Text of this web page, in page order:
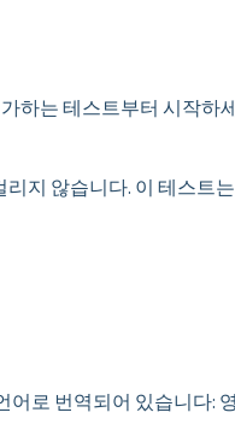
하는 테스트부터 시작하
지 않습니다. 이 테스트
로 번역되어 있습니다: